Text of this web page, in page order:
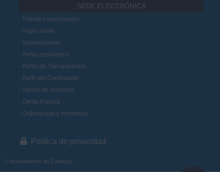
SEDE ELECTRÓNICA
Trámites municipales
Pago online
Subvenciones
Portal económico
Portal de Transparencia
Perfil del Contratante
Tablón de anuncios
Oferta Pública
Ordenanzas y normativa
Política de privacidad
© Ayuntamiento de Camargo